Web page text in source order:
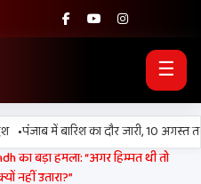
☰
पंजाब में बारिश का दौर जारी, 10 अगस्त तक
का बड़ा हमला: “अगर हिम्मत थी तो
नहीं उतारा?”